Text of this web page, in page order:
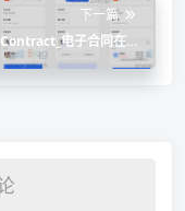
下一篇
电子合同在线
签署小程序源码